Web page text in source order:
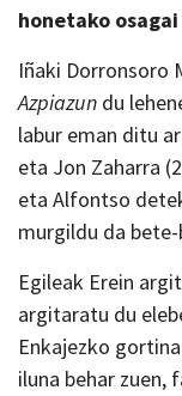
honetako
Iñaki Dorronsoro
Azpiazun du
labur eman ditu
eta Jon Zaharra
eta Alfontso
murgildu da
Egileak Erein
argitaratu du
Enkajezko
iluna behar zuen,